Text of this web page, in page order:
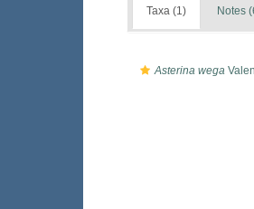
Taxa (1) Notes
Asterina wega